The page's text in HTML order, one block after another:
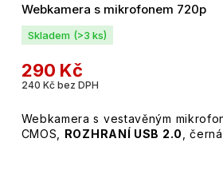
Webkamera s mikrofonem 720p
Skladem (>3 ks)
240 Kč bez DPH
290 Kč
Webkamera s vestavěným
CMOS, ROZHRANÍ USB 2.0 ,